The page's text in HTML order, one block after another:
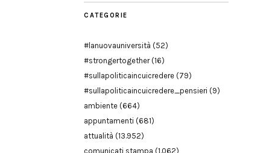
CATEGORIE
#lanuovauniversità (52)
#strongertogether(16)
#sullapoliticaincuicredere (79)
#sullapoliticaincuicredere_pensieri (9)
ambiente (664)
appuntamenti (681)
attualità (13.952)
comunicati stampa (1.062)